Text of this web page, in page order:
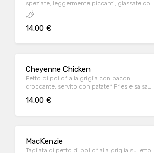
speziate, leggermente piccanti, glassate con
Korean sauce, sesamo tostato, prezzemolo,
lime e servite con patate* Fries
14.00 €
Cheyenne Chicken
Petto di pollo* alla griglia con bacon
croccante, servito con patate* Fries e salsa
14.00 €
MacKenzie
Tagliata di petto di pollo* alla griglia su letto